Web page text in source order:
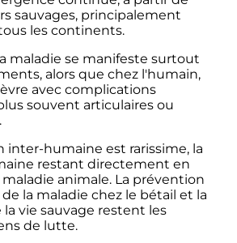
sauvages, principalement
les continents.
maladie se manifeste surtout
alors que chez l'humain,
avec complications
souvent articulaires ou
inter-humaine est rarissime, la
restant directement en
animale. La prévention
la maladie chez le bétail et la
vie sauvage restent les
de lutte.